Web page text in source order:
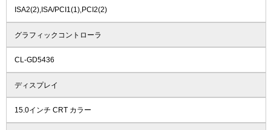
ISA2(2),ISA/PCI1(1),PCI2(2)
グラフィックコントローラ
CL-GD5436
ディスプレイ
15.0インチ CRT カラー